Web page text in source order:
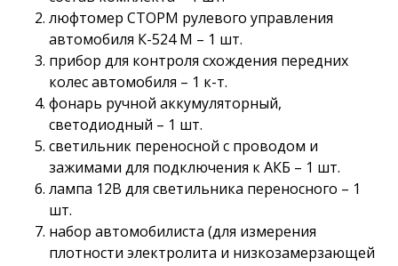
люфтомер СТОРМ рулевого управления
автомобиля К-524 М – 1 шт.
прибор для контроля схождения передних
колес автомобиля – 1 к-т.
фонарь ручной аккумуляторный,
светодиодный – 1 шт.
светильник переносной с проводом и
зажимами для подключения к АКБ – 1 шт.
лампа 12В для светильника переносного – 1
шт.
набор автомобилиста (для измерения
плотности электролита и низкозамерзающей